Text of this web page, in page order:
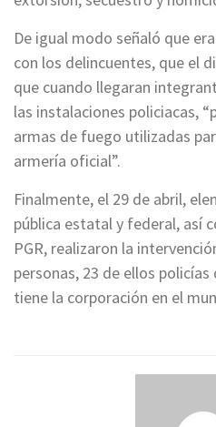
De igual modo señaló que
con los delincuentes, que el
que cuando llegaran
las instalaciones policiacas,
armas de fuego utilizadas
armería oficial”.
Finalmente, el 29 de abril,
pública estatal y federal, así
PGR, realizaron la
personas, 23 de ellos
tiene la corporación en el